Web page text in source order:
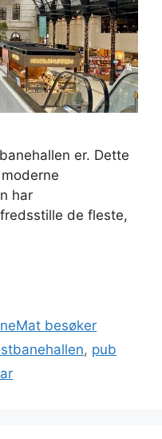
er. Dette
har
de fleste,
besøker
, pub